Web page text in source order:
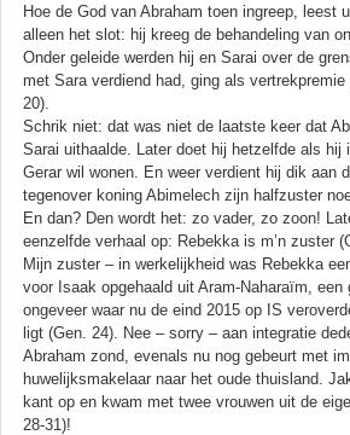
Hoe de God van Abraham toen ingreep, leest
alleen het slot: hij kreeg de behandeling van
Onder geleide werden hij en Sarai over de
met Sara verdiend had, ging als
20).
Schrik niet: dat was niet de laatste keer dat
Sarai uithaalde. Later doet hij hetzelfde als hij
Gerar wil wonen. En weer verdient hij dik aan
tegenover koning Abimelech zijn halfzuster
En dan? Den wordt het: zo vader, zo zoon!
eenzelfde verhaal op: Rebekka is m’n zuster
Mijn zuster – in werkelijkheid was Rebekka
voor Isaak opgehaald uit Aram-Naharaïm, een
ongeveer waar nu de eind 2015 op IS
ligt (Gen. 24). Nee – sorry – aan integratie
Abraham zond, evenals nu nog gebeurt met
huwelijksmakelaar naar het oude thuisland.
kant op en kwam met twee vrouwen uit de
28-31)!